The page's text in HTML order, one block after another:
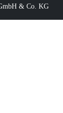
& Co. KG